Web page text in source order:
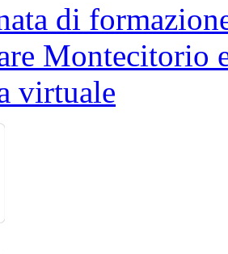
di
Montecitorio
virtuale